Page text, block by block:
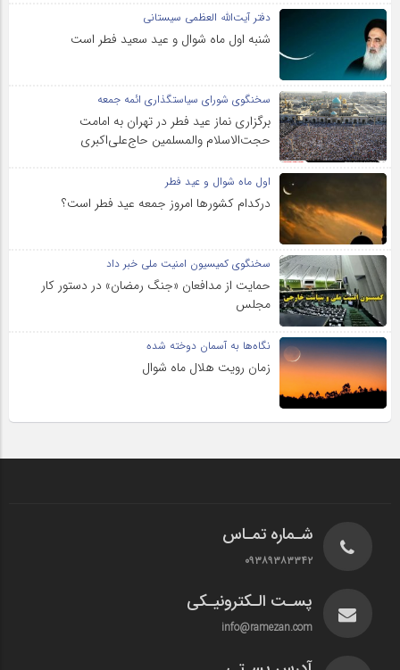
دفتر آیت‌الله العظمی سیستانی
شنبه اول ماه شوال و عید سعید فطر است
سخنگوی شورای سیاستگذاری ائمه جمعه
برگزاری نماز عید فطر در تهران به امامت
حجت‌الاسلام والمسلمین حاج‌علی‌اکبری
اول ماه شوال و عید فطر
درکدام کشورها امروز جمعه عید فطر است؟
سخنگوی کمیسیون امنیت ملی خبر داد
حمایت از مدافعان «جنگ رمضان» در دستور کار
مجلس
نگاه‌ها به آسمان دوخته شده
زمان رویت هلال ماه شوال
شـماره تمـاس
۰۹۳۸۹۳۸۳۳۴۲
پسـت الـکترونیـکی
info@ramezan.com